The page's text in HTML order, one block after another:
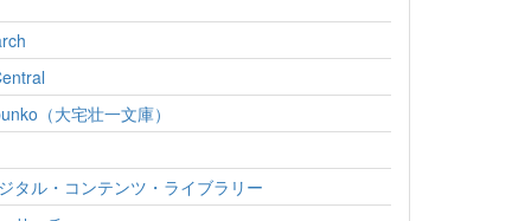
（大宅壮一文庫）
タル・コンテンツ・ライブラリー